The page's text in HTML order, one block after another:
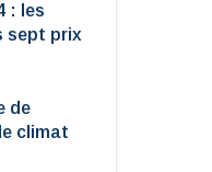
: les
sept prix
de
climat